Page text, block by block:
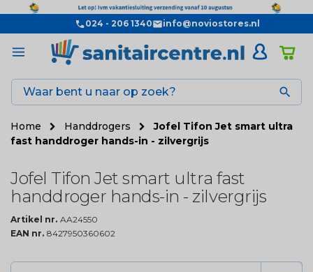
024 - 206 1340 info@noviostores.nl

Home Handdrogers
Jofel Tifon Jet smart ultra
fast handdroger hands-in - zilvergrijs
Jofel Tifon Jet smart ultra fast
handdroger hands-in - zilvergrijs
Artikel nr. AA24550
EAN nr. 8427950360602